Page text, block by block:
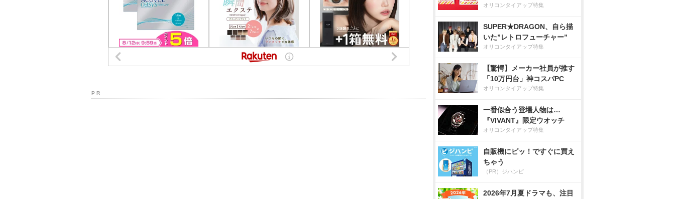
P R
オリコンタイアップ特集
SUPER★DRAGON、自ら描
いた”レトロフューチャー”
オリコンタイアップ特集
【驚愕】メーカー社員が推す
「10万円台」神コスパPC
オリコンタイアップ特集
一番似合う登場人物は…
『VIVANT』限定ウオッチ
オリコンタイアップ特集
自販機にピッ！ですぐに買え
ちゃう
（PR）ジハンピ
2026年7月夏ドラマも、注目